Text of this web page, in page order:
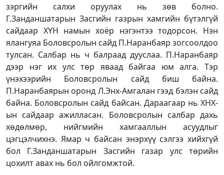
зэргийн салхи оруулах нь зөв болно.
Г.Занданшатарын Засгийн газрын хамгийн бүтэлгүй
сайдаар ХҮН намын хоёр нэгэнтээ тодорсон. Нэн
ялангуяа Боловсролын сайд П.Наранбаяр зогсоолдоо
тулсан. Салбар нь ч балраад дууслаа. П.Наранбаяр
дээр нэг их улс төр яваад байгаа юм алга. Тэр
үнэхээрийн Боловсролын сайд биш байна.
П.Наранбаярын оронд Л.Энх-Амгалан гээд бэлэн сайд
байна. Боловсролын сайд байсан. Дараагаар нь ХНХ-
ын сайдаар ажилласан. Боловсролын салбар дахь
хөдөлмөр, нийгмийн хамгааллын асуудлыг
цэгцэлчихнэ. Ямар ч байсан энэрхүү сэлгээ хийхгүй
бол Г.Занданшатарын Засгийн газар улс төрийн
цохилт авах нь бол ойлгомжтой.